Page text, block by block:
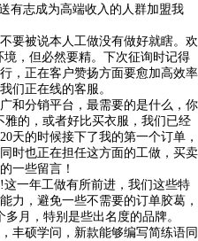
有志成为高端收入的人群加盟我
被说本人工做没有做好就瞎。欢
，但必然要精。下次征询时记得
，正在客户赞扬方面要愈加高效率
们正在线的客服。
分销平台，最需要的是什么，你
的，或者好比买衣服，我们已经
天的时候接下了我的第一个订单，
时也正在担任这方面的工做，买卖
一些留言！
一年工做有所前进，我们这些特
力，避免一些不需要的订单胶葛，
月，特别是些出名度的品牌。
硕学问，新款能够编写简练语同